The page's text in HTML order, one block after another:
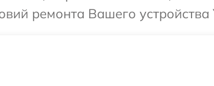
ремонта Вашего устройства